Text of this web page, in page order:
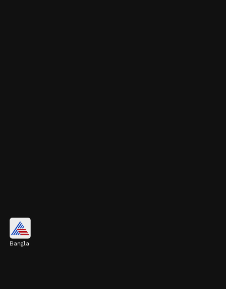
রাবার প্ল্যান্টের পাতাগুলো বেশ বড় আকারের হয়।
Bangla